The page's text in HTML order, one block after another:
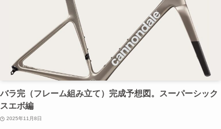
バラ完（フレーム組み立て）完成予想図。スーパーシック
スエボ編
2025年11月8日